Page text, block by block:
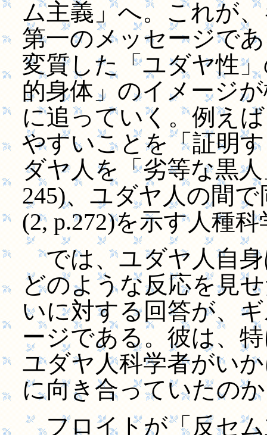
ム主義」へ。これが
第一のメッセージで
変質した「ユダヤ性
的身体」のイメージ
に追っていく。例え
やすいことを「証明
ダヤ人を「劣等な黒
245)、ユダヤ人の間
(2, p.272)を示す人種
では、ユダヤ人自
どのような反応を見
いに対する回答が、
ージである。彼は、
ユダヤ人科学者がい
に向き合っていたの
フロイトが「反セム